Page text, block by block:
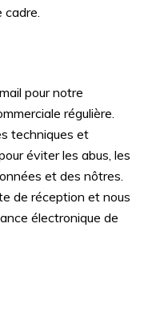
cadre.
pour notre
régulière.
techniques et
éviter les abus, les
et des nôtres.
de réception et nous
électronique de